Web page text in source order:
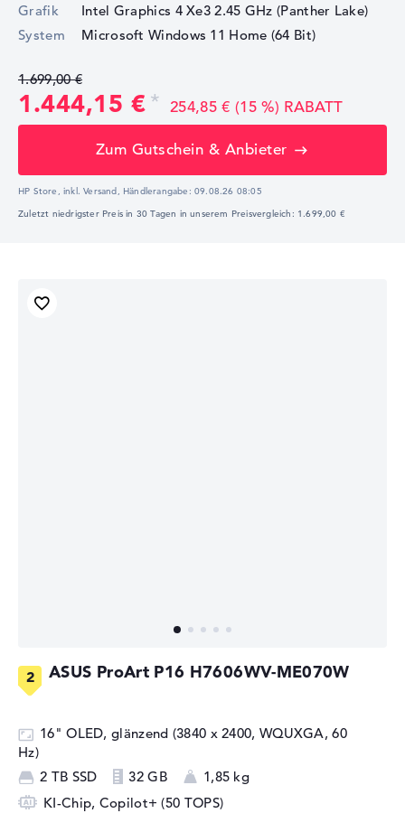
Grafik
Intel Graphics 4 Xe3 2.45 GHz (Panther Lake)
System
Microsoft Windows 11 Home (64 Bit)
1.699,00 €
1.444,15 € 254,85 € (15 %) RABATT
Zum Gutschein & Anbieter
HP Store, inkl. Versand, Händlerangabe:09.08.26 08:05
Zuletzt niedrigster Preis in 30 Tagen in unserem Preisvergleich: 1.699,00 €
ASUS ProArt P16 H7606WV-ME070W
16" OLED, glänzend (3840 x 2400, WQUXGA, 60
Hz)
2 TB SSD
32 GB
1,85 kg
KI-Chip, Copilot+ (50 TOPS)